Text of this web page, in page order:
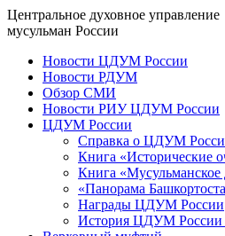
Центральное духовное управление
мусульман России
Новости ЦДУМ России
Новости РДУМ
Обзор СМИ
Новости РИУ ЦДУМ России
ЦДУМ России
Справка о ЦДУМ
Книга «Исторические
Книга «Мусульманское
«Панорама
Награды ЦДУМ России
История ЦДУМ России